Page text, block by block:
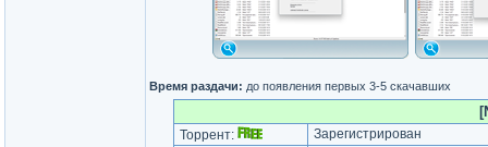
Время раздачи: до появления первых 3-5 скачавших
Торрент:
Зарегистрирован